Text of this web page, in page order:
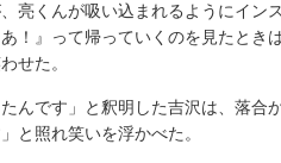
亮くんが吸い込まれるようにイン
！』って帰っていくのを見たとき
せた。
です」と釈明した吉沢は、落合
と照れ笑いを浮かべた。